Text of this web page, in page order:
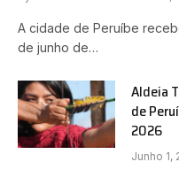
A cidade de Peruíbe
de junho de…
Aldeia
de
2026
Junho 1,